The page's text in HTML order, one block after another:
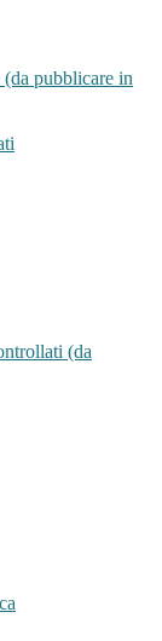
pubblicare in
(da